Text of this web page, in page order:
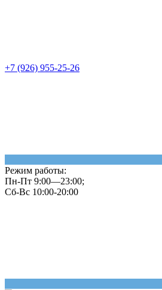
+7 (926) 955-25-26
Режим работы:
Пн-Пт 9:00—23:00;
Сб-Вс 10:00-20:00